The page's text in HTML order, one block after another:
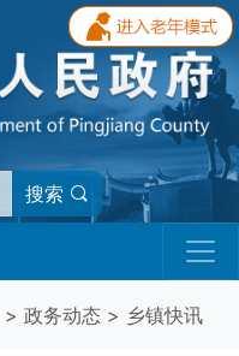
搜索
> 政务动态 > 乡镇快讯